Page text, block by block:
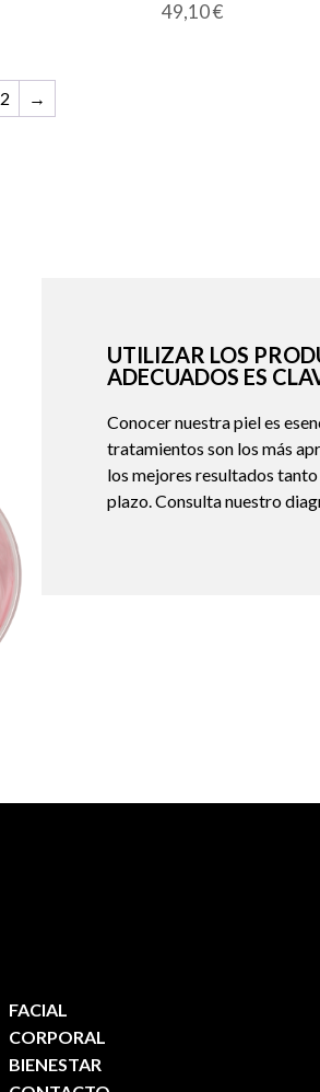
49,10€
2 →
UTILIZAR LOS
ADECUADOS ES
Conocer nuestra piel es
tratamientos son los más
los mejores resultados
plazo. Consulta nuestro
FACIAL
CORPORAL
BIENESTAR